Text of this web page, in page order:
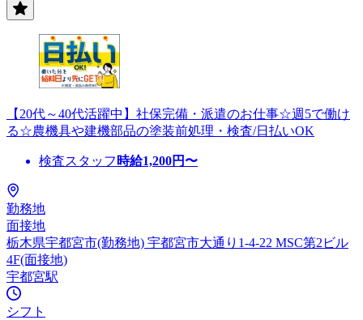
【20代～40代活躍中】社保完備・派遣のお仕事☆週5で働け
る☆農機具や建機部品の塗装前処理・検査/日払いOK
検査スタッフ 時給1,200円〜
勤務地
面接地
栃木県宇都宮市(勤務地) 宇都宮市大通り1-4-22 MSC第2ビル
4F(面接地)
宇都宮駅
シフト